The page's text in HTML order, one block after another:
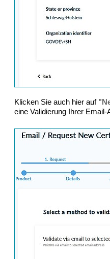
Klicken Sie auch hier auf
eine Validierung Ihrer